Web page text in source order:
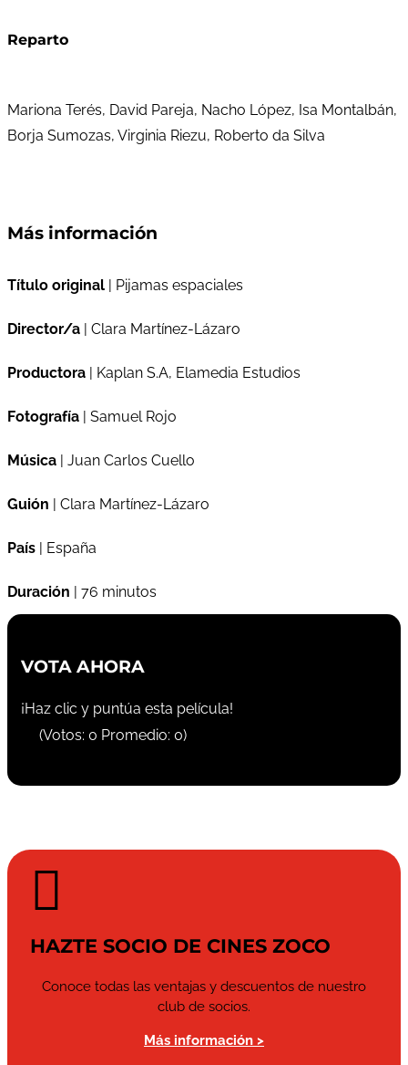
Reparto
Mariona Terés, David Pareja, Nacho López, Isa Montalbán,
Borja Sumozas, Virginia Riezu, Roberto da Silva
Más información
Título original | Pijamas espaciales
Director/a | Clara Martínez-Lázaro
Productora | Kaplan S.A, Elamedia Estudios
Fotografía | Samuel Rojo
Música | Juan Carlos Cuello
Guión | Clara Martínez-Lázaro
País | España
Duración | 76 minutos
VOTA AHORA
¡Haz clic y puntúa esta película!
(Votos: 0 Promedio: 0)

HAZTE SOCIO DE CINES ZOCO
Conoce todas las ventajas y descuentos de nuestro
club de socios.
Más información >